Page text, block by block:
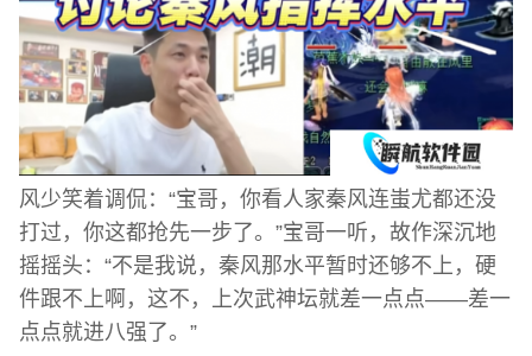
风少笑着调侃：“宝哥，你看人家秦风连蚩尤都还没
打过，你这都抢先一步了。”宝哥一听，故作深沉地
摇摇头：“不是我说，秦风那水平暂时还够不上，硬
件跟不上啊，这不，上次武神坛就差一点点——差一
点点就进八强了。”